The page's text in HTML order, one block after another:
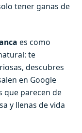
tener ganas de
es como
te
descubres
en Google
que parecen de
y llenas de vida